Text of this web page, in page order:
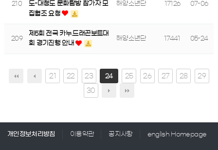
210
도-대청도 문화탐방 참가자 모
집협조 요청
해양소년단 17126 07-06
209
제5회 전국 카누.드래곤보트대
회 경기진행 안내
해양소년단 17441 05-24
21 22 23 24 25 26 27 28 29
30
개인정보처리방침 이용약관 공지사항 english Homepage